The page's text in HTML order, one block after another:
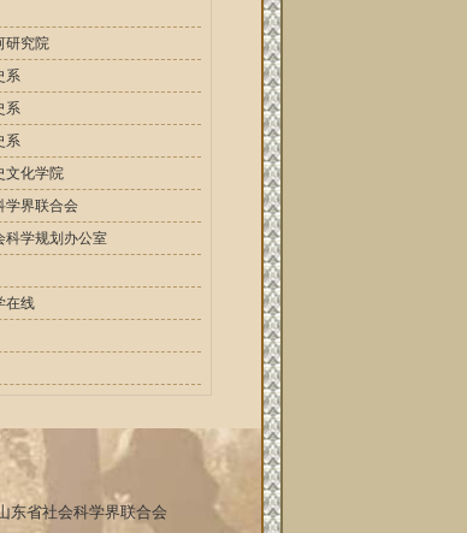
研究院
系
系
系
文化学院
学界联合会
科学规划办公室
在线
东省社会科学界联合会